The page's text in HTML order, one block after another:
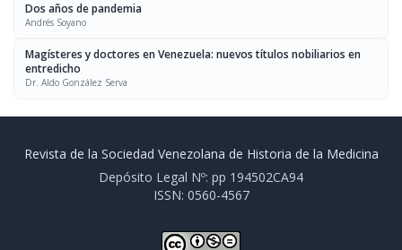
Dos años de pandemia
Andrés Soyano
Magísteres y doctores en Venezuela: nuevos títulos nobiliarios en
entredicho
Dr. Aldo González Serva
Revista de la Sociedad Venezolana de Historia de la Medicina
Depósito Legal Nº: pp 194502CA94
ISSN: 0560-4567